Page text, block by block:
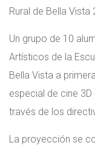
Rural de Bella Vista
Un grupo de 10
Artísticos de la
Bella Vista a
especial de cine
través de los
La proyección se